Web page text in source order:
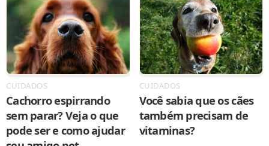
CUIDADOS
Cachorro espirrando
sem parar? Veja o que
pode ser e como ajudar
CUIDADOS
Você sabia que os cães
também precisam de
vitaminas?